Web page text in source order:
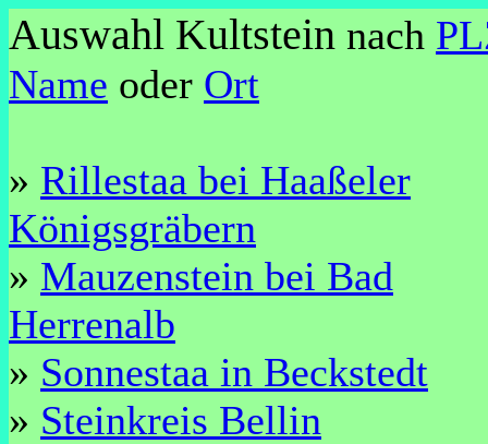
Auswahl Kultstein nach
Name oder Ort
» Rillestaa bei Haaßeler
Königsgräbern
» Mauzenstein bei Bad
Herrenalb
» Sonnestaa in Beckstedt
» Steinkreis Bellin